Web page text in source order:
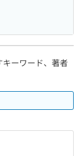
ーワード、著者